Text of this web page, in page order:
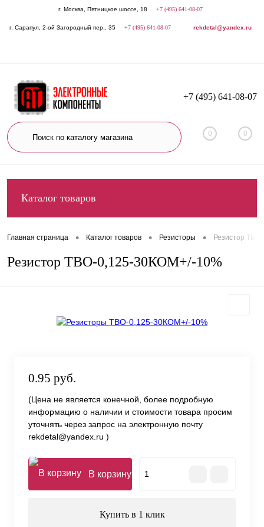
г. Москва, Пятницкое шоссе, 18 +7 (495) 641-08-07
г. Сарапул, 2-ой Загородный пер., 35 +7 (495) 641-08-07 rekdetal@yandex.ru
+7 (495) 641-08-07
0 0
Каталог товаров
Главная страница • Каталог товаров • Резисторы • Резистор
Резистор ТВО-0,125-30КОМ+/-10%
0.95 руб.
(Цена не является конечной, более подробную
информацию о наличии и стоимости товара просим
уточнять через запрос на электронную почту
rekdetal@yandex.ru )
В корзину
Купить в 1 клик